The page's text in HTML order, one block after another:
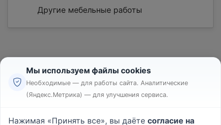
Другие мебельные работы
Реклама
Мы используем файлы cookies
Необходимые — для работы сайта. Аналитические
(Яндекс.Метрика) — для улучшения сервиса.
Нажимая «Принять все», вы даёте согласие на